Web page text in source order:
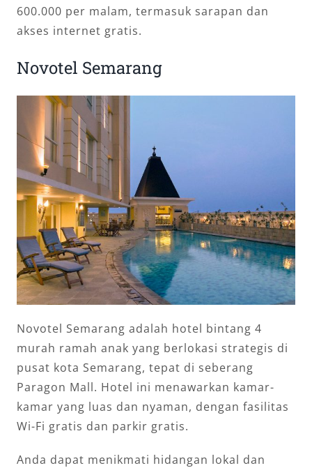
600.000 per malam, termasuk sarapan dan
akses internet gratis.
Novotel Semarang
Novotel Semarang adalah hotel bintang 4
murah ramah anak yang berlokasi strategis di
pusat kota Semarang, tepat di seberang
Paragon Mall. Hotel ini menawarkan kamar-
kamar yang luas dan nyaman, dengan fasilitas
Wi-Fi gratis dan parkir gratis.
Anda dapat menikmati hidangan lokal dan